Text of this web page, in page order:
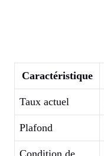
Caractéristique
Taux actuel
Plafond